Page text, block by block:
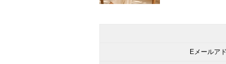
Eメールア